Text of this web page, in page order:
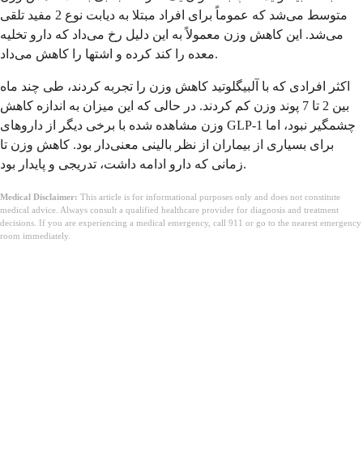
متوسط می‌شد که عموماً برای افراد مبتلا به دیابت نوع 2 مفید تلقی
می‌شد. این کاهش وزن معمولاً به این دلیل رخ می‌داد که دارو تخلیه
معده را کند کرده و اشتها را کاهش می‌داد.
اکثر افرادی که با آلبیگلوتید کاهش وزن را تجربه کردند، طی چند ماه
بین 2 تا 7 پوند وزن کم کردند. در حالی که این میزان به اندازه کاهش
وزن مشاهده شده با برخی دیگر از داروهای GLP-1 چشمگیر نبود، اما
برای بسیاری از بیماران از نظر بالینی معنی‌دار بود. کاهش وزن تا
زمانی که دارو ادامه داشت، تدریجی و پایدار بود.
Medical Disclaimer: This article is for informational purposes only and does not constitute
medical advice. Always consult a qualified healthcare provider for diagnosis and treatment
decisions. If you are experiencing a medical emergency, call 911 or go to the nearest emergency
room immediately.